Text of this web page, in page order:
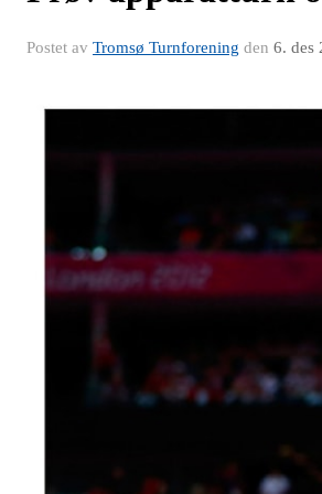
Postet av Tromsø Turnforening den 6. des